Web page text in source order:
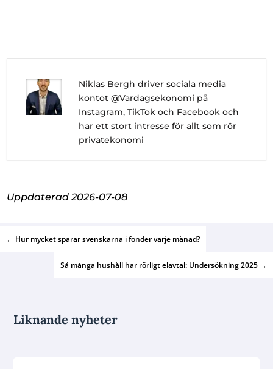
Niklas Bergh driver sociala media
kontot @Vardagsekonomi på
Instagram, TikTok och Facebook och
har ett stort intresse för allt som rör
privatekonomi
Uppdaterad 2026-07-08
← Hur mycket sparar svenskarna i fonder varje månad?
Så många hushåll har rörligt elavtal: Undersökning 2025 →
Liknande nyheter